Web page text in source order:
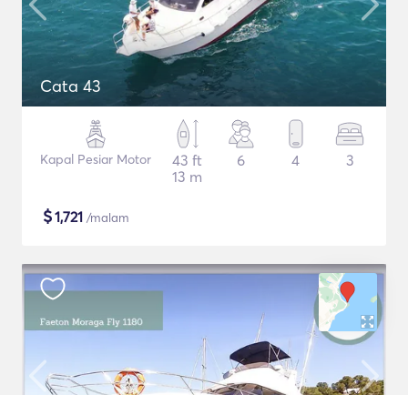
Cata 43
Kapal Pesiar Motor
43 ft
13 m
6 4 3
$1,721 /malam